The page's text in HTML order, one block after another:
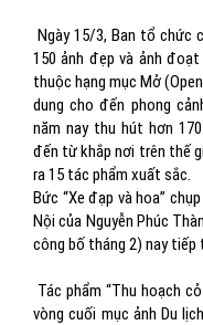
Ngày 15/3, Ban tổ chức
150 ảnh đẹp và ảnh
thuộc hạng mục Mở
dung cho đến phong
năm nay thu hút hơn
đến từ khắp nơi trên thế
ra 15 tác phẩm xuất sắc.
Bức “Xe đạp và hoa”
Nội của Nguyễn Phúc
công bố tháng 2) nay tiếp
Tác phẩm “Thu hoạch
vòng cuối mục ảnh Du